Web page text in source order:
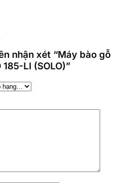
nhận xét “Máy bào gỗ
LI (SOLO)”